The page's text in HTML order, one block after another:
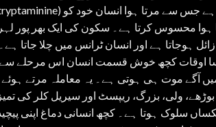
ہوا محسوس کرتا ہے۔ سکون کی ایک بھر پور
ہوجاتا ہے اور انسان ٹرانس میں چلا جاتا
اوقات کچھ خوش قسمت انسان اس مرحلے
آگے موت ہی ہوتی ہے۔ یہ معاملہ مرتے ہوئے
ولی، بزرگ، ریپسٹ اور سیریل کلر کی
سلوک ہوتا ہے۔ کچھ انسانی دماغ اپنی